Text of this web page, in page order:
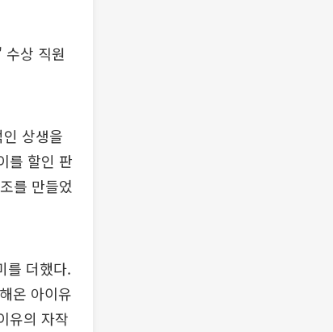
상 직원
상생을
를 할인 판
를 만들었
를 더했다.
온 아이유
유의 자작